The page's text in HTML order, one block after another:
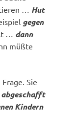
… Hut
gegen
… dann
müßte
Frage. Sie
abgeschafft
Kindern